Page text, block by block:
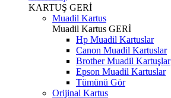
KARTUŞ GERİ
Muadil Kartus
Muadil Kartus GERİ
Hp Muadil Kartuslar
Canon Muadil Kartuslar
Brother Muadil Kartuşlar
Epson Muadil Kartuslar
Tümünü Gör
Orijinal Kartus